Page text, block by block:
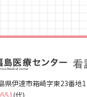
伊達市箱崎字東23番地1